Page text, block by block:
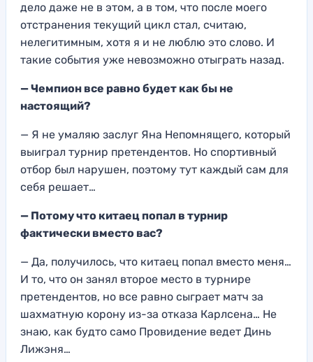
дело даже не в этом, а в том, что после моего
отстранения текущий цикл стал, считаю,
нелегитимным, хотя я и не люблю это слово. И
такие события уже невозможно отыграть назад.
— Чемпион все равно будет как бы не
настоящий?
— Я не умаляю заслуг Яна Непомнящего, который
выиграл турнир претендентов. Но спортивный
отбор был нарушен, поэтому тут каждый сам для
себя решает…
— Потому что китаец попал в турнир
фактически вместо вас?
— Да, получилось, что китаец попал вместо меня…
И то, что он занял второе место в турнире
претендентов, но все равно сыграет матч за
шахматную корону из-за отказа Карлсена… Не
знаю, как будто само Провидение ведет Динь
Лижэня…